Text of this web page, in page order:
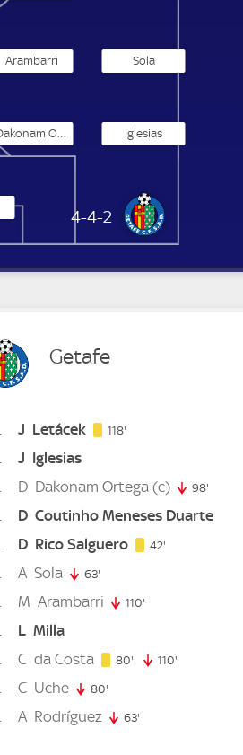
FC Getafe
4-4-2
Iglesias
Dakonam Ortega
Sola
Arambarri
Getafe
J Letácek 118'
J Iglesias
D Dakonam Ortega(c) 98'
D Coutinho Meneses Duarte
D Rico Salguero 42'
A Sola 63'
M Arambarri 110'
L Milla
C da Costa 80' 80. minute
110'
C Uche 80'
A Rodríguez 63'